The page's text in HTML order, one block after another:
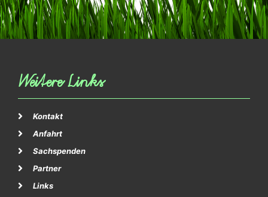
Weitere Links
Kontakt
Anfahrt
Sachspenden
Partner
Links